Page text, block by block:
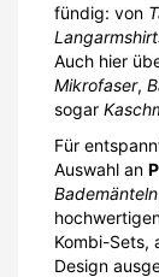
fündig: von
Auch hier
Mikrofaser,
sogar
Für
Auswahl an
Bademänteln
Kombi-Sets,
Design